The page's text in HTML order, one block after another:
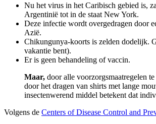
Nu het virus in het Caribisch gebied is,
Argentinië tot in de staat New York.
Deze infectie wordt overgedragen door
Azië.
Chikungunya-koorts is zelden dodelijk.
vakantie bent).
Er is geen behandeling of vaccin.
Maar, door alle voorzorgsmaatregelen
door het dragen van shirts met lange
insectenwerend middel betekent dat
Volgens de Centers of Disease Control and